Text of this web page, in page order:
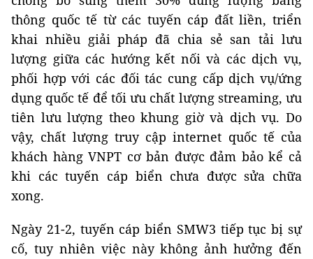
thông quốc tế từ các tuyến cáp đất liền, triển
khai nhiều giải pháp đã chia sẻ san tải lưu
lượng giữa các hướng kết nối và các dịch vụ,
phối hợp với các đối tác cung cấp dịch vụ/ứng
dụng quốc tế để tối ưu chất lượng streaming, ưu
tiên lưu lượng theo khung giờ và dịch vụ. Do
vậy, chất lượng truy cập internet quốc tế của
khách hàng VNPT cơ bản được đảm bảo kể cả
khi các tuyến cáp biển chưa được sửa chữa
xong.
Ngày 21-2, tuyến cáp biển SMW3 tiếp tục bị sự
cố, tuy nhiên việc này không ảnh hưởng đến